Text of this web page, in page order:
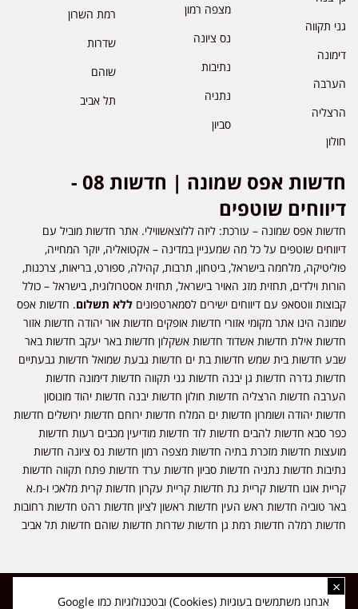
גני תקווה
דימונה
הערבה
הרצליה
חולון
מצפה רמון
נס ציונה
נתיבות
נתניה
סביון
רמת השרון
שדרות
שוהם
תל אביב
חדשות אפס שמונה | חדשות 08 -
דיווחים שוטפים
חדשות אפס שמונה – עורכת: ליזה ללוצאשווילי. אתר חדשות מוביל עם
דיווחים שוטפים על כל מה שמעניין במדינה – אקטואליה, יוקר המחייה,
פוליטיקה, מלחמה בישראל, ביטחון, תרבות, קהילה, ספורט, בריאות, צרכנות,
הורות וילדים, תחזית מזג האויר בישראל, תחזית אסטרולוגית, בישראל – כולל
קבוצות ווטסאפ עם דיווחים ישירים לסמארטפונים ללא תשלום. חדשות אפס
שמונה הינו אתר מקומי אזורי חדשות אופקים חדשות אור יהודה חדשות אזור
חדשות אילת חדשות אשדוד חדשות אשקלון חדשות באר יעקב חדשות באר
שבע חדשות בית שמש חדשות בת ים חדשות גבעת שמואל חדשות גבעתיים
חדשות גדרה חדשות גן יבנה חדשות גני תקווה חדשות דימונה חדשות
הערבה חדשות הרצליה חדשות חולון חדשות יבנה חדשות יהוד מונוסון
חדשות יהודה ושומרון חדשות ים המלח חדשות ירוחם חדשות ירושלים חדשות
כפר סבא חדשות להבים חדשות לוד חדשות מודיעין מכבים רעות חדשות
מועצות חדשות מזכרת בתיה חדשות מצפה רמון חדשות נס ציונה חדשות
נתיבות חדשות נתניה חדשות סביון חדשות ערד חדשות פתח תקווה חדשות
קריית אונו חדשות קריית גת חדשות קריית עקרון חדשות קרית מלאכי ו-מ.א
באר טוביה חדשות ראש העין חדשות ראשון לציון חדשות רהט חדשות רחובות
חדשות רמלה חדשות רמת גן חדשות שדרות חדשות שוהם חדשות תל אביב
כל הזכויות שמורות ל-ליזה ללוצאשווילי - חדשות אפס שמונה - דיווחים בזמן×
אנחנו משתמשים בעוגיות (Cookies) ובטכנולוגיות כמו Google